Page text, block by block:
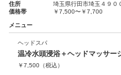
住所
埼玉県行田市埼玉４９０
価格帯
￥7,500〜￥7,700
メニュー
ヘッドスパ
温冷水頭浸浴＋ヘッドマッサー
￥7,500 （税込）